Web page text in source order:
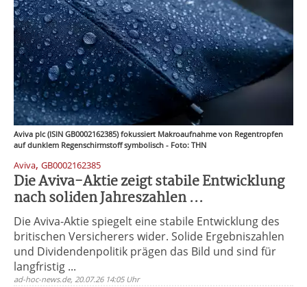
Aviva plc (ISIN GB0002162385) fokussiert Makroaufnahme von Regentropfen
auf dunklem Regenschirmstoff symbolisch - Foto: THN
Aviva, GB0002162385
Die Aviva-Aktie zeigt stabile Entwicklung
nach soliden Jahreszahlen ...
Die Aviva-Aktie spiegelt eine stabile Entwicklung des
britischen Versicherers wider. Solide Ergebniszahlen
und Dividendenpolitik prägen das Bild und sind für
langfristig ...
ad-hoc-news.de, 20.07.26 14:05 Uhr